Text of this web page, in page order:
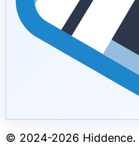
© 2024-2026 Hiddence.